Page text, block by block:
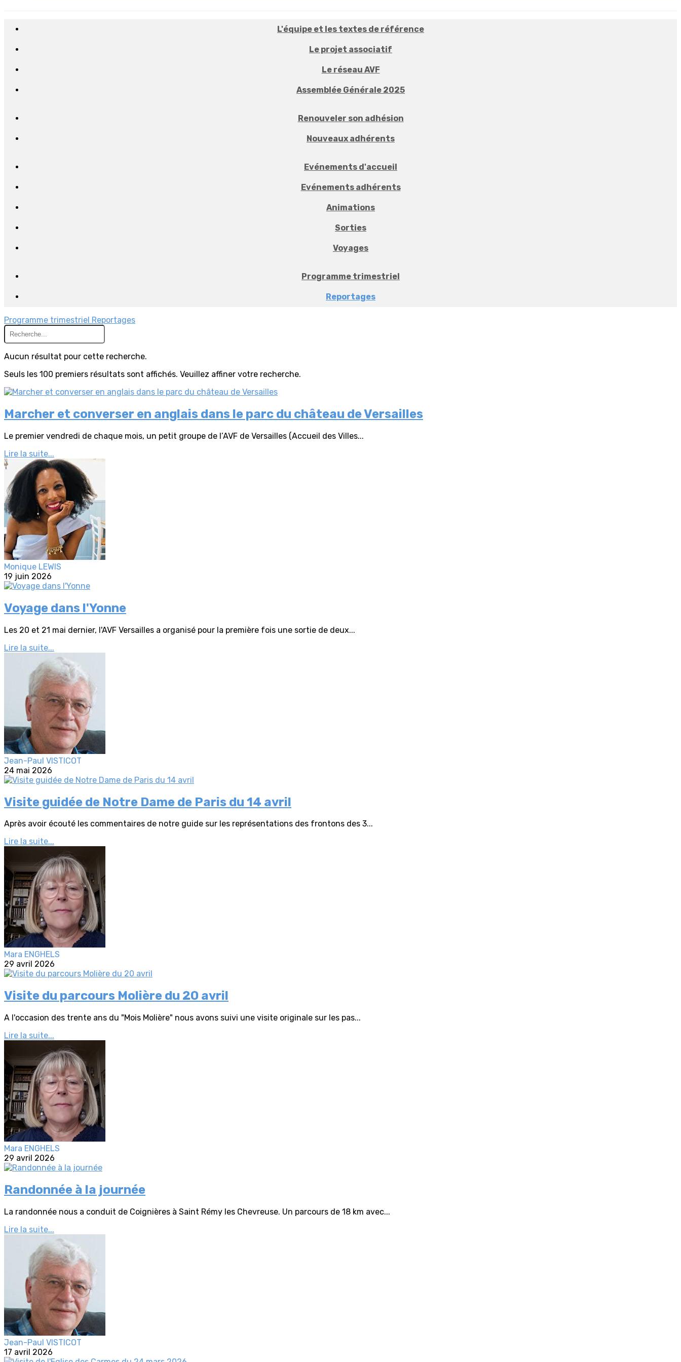
L'équipe et les textes de référence
Le projet associatif
Le réseau AVF
Assemblée Générale 2025
Renouveler son adhésion
Nouveaux adhérents
Evénements d'accueil
Evénements adhérents
Animations
Sorties
Voyages
Programme trimestriel
Reportages
Programme trimestriel Reportages
Aucun résultat pour cette recherche.
Seuls les 100 premiers résultats sont affichés. Veuillez affiner votre recherche.
Marcher et converser en anglais dans le parc du château de Versailles
Le premier vendredi de chaque mois, un petit groupe de l’AVF de Versailles (Accueil des Villes...
Lire la suite...
Monique LEWIS
19 juin 2026
Voyage dans l'Yonne
Les 20 et 21 mai dernier, l'AVF Versailles a organisé pour la première fois une sortie de deux...
Lire la suite...
Jean-Paul VISTICOT
24 mai 2026
Visite guidée de Notre Dame de Paris du 14 avril
Après avoir écouté les commentaires de notre guide sur les représentations des frontons des 3...
Lire la suite...
Mara ENGHELS
29 avril 2026
Visite du parcours Molière du 20 avril
A l'occasion des trente ans du "Mois Molière" nous avons suivi une visite originale sur les pas...
Lire la suite...
Mara ENGHELS
29 avril 2026
Randonnée à la journée
La randonnée nous a conduit de Coignières à Saint Rémy les Chevreuse. Un parcours de 18 km avec...
Lire la suite...
Jean-Paul VISTICOT
17 avril 2026